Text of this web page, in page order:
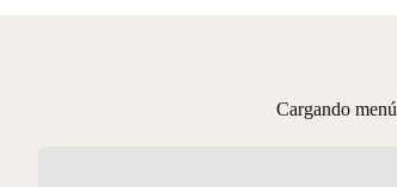
Cargando menú